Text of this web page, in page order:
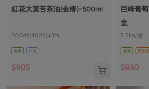
紅花大菓苦茶油(金椿)-500ml
500ml(460g)±3ml
全素 常溫
$905
巨峰葡
盒
2.5kg/盒
全素 安全級
$830